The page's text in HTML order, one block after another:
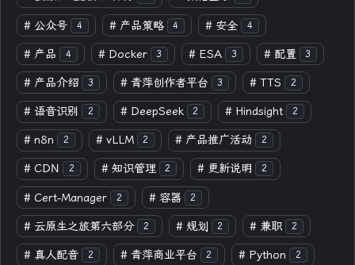
# 公众号 4 # 产品策略 4 # 安全 4
# 产品 4 # Docker 3 # ESA 3 # 配置 3
# 产品介绍 3 # 青萍创作者平台 3 # TTS 2
# 语音识别 2 # DeepSeek 2 # Hindsight 2
# n8n 2 # vLLM 2 # 产品推广活动 2
# CDN 2 # 知识管理 2 # 更新说明 2
# Cert-Manager 2 # 容器 2
# 云原生之旅第六部分 2 # 规划 2 # 兼职 2
# 真人配音 2 # 青萍商业平台 2 # Python 2